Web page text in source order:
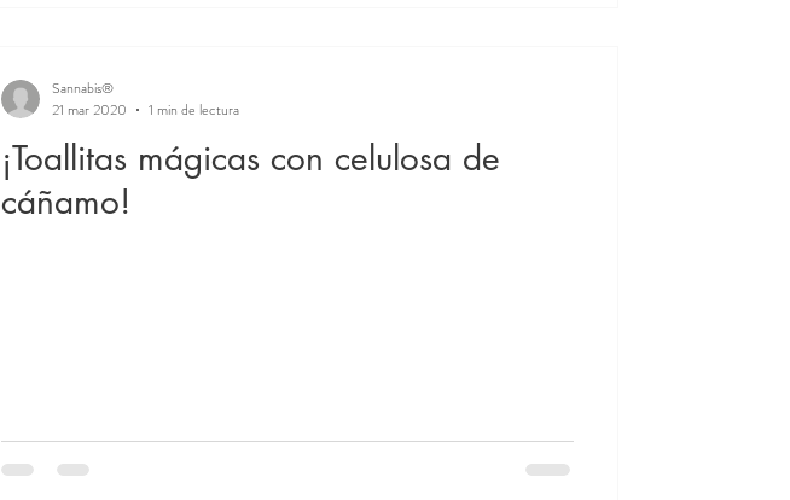
¡Toallitas mágicas con celulosa de
cáñamo!
Sannabis®
21 mar 2020
1 min de lectura